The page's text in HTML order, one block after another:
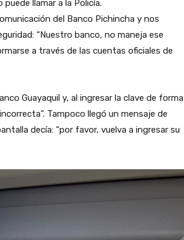
llamar a la Policía.
del Banco Pichincha y nos
“Nuestro banco, no maneja ese
a través de las cuentas oficiales de
Guayaquil y, al ingresar la clave de forma
Tampoco llegó un mensaje de
decía: “por favor, vuelva a ingresar su